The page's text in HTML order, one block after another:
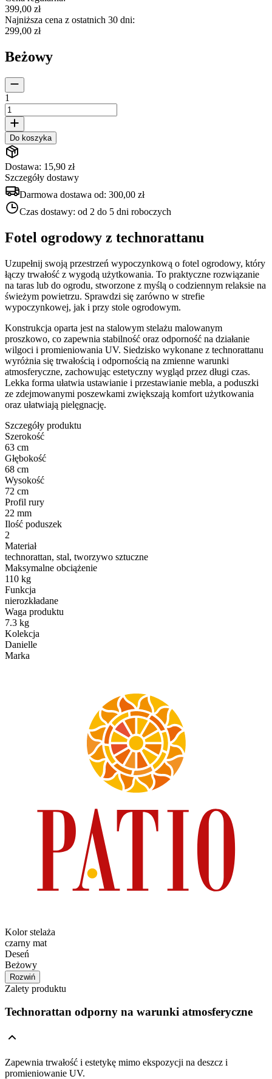
399,00 zł
Najniższa cena z ostatnich 30 dni:
299,00 zł
Beżowy
1
Do koszyka
Dostawa: 15,90 zł
Szczegóły dostawy
Darmowa dostawa od: 300,00 zł
Czas dostawy: od 2 do 5 dni roboczych
Fotel ogrodowy z technorattanu
Uzupełnij swoją przestrzeń wypoczynkową o fotel ogrodowy, który
łączy trwałość z wygodą użytkowania. To praktyczne rozwiązanie
na taras lub do ogrodu, stworzone z myślą o codziennym relaksie na
świeżym powietrzu. Sprawdzi się zarówno w strefie
wypoczynkowej, jak i przy stole ogrodowym.
Konstrukcja oparta jest na stalowym stelażu malowanym
proszkowo, co zapewnia stabilność oraz odporność na działanie
wilgoci i promieniowania UV. Siedzisko wykonane z technorattanu
wyróżnia się trwałością i odpornością na zmienne warunki
atmosferyczne, zachowując estetyczny wygląd przez długi czas.
Lekka forma ułatwia ustawianie i przestawianie mebla, a poduszki
ze zdejmowanymi poszewkami zwiększają komfort użytkowania
oraz ułatwiają pielęgnację.
Szczegóły produktu
Szerokość
63 cm
Głębokość
68 cm
Wysokość
72 cm
Profil rury
22 mm
Ilość poduszek
2
Materiał
technorattan, stal, tworzywo sztuczne
Maksymalne obciążenie
110 kg
Funkcja
nierozkładane
Waga produktu
7.3 kg
Kolekcja
Danielle
Marka
Kolor stelaża
czarny mat
Deseń
Beżowy
Rozwiń
Zalety produktu
Technorattan odporny na warunki atmosferyczne
Zapewnia trwałość i estetykę mimo ekspozycji na deszcz i
promieniowanie UV.